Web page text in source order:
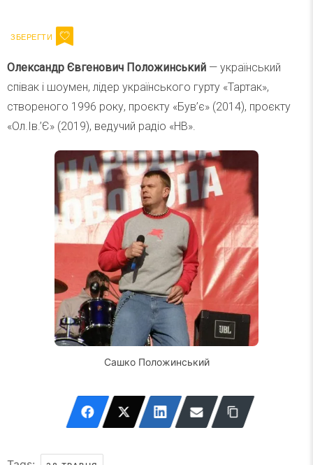
Олександр Євгенович Положинський — український
співак і шоумен, лідер українського гурту «Тартак»,
створеного 1996 року, проєкту «Був’є» (2014), проєкту
«Ол.Ів.’Є» (2019), ведучий радіо «НВ».
Сашко Положинський